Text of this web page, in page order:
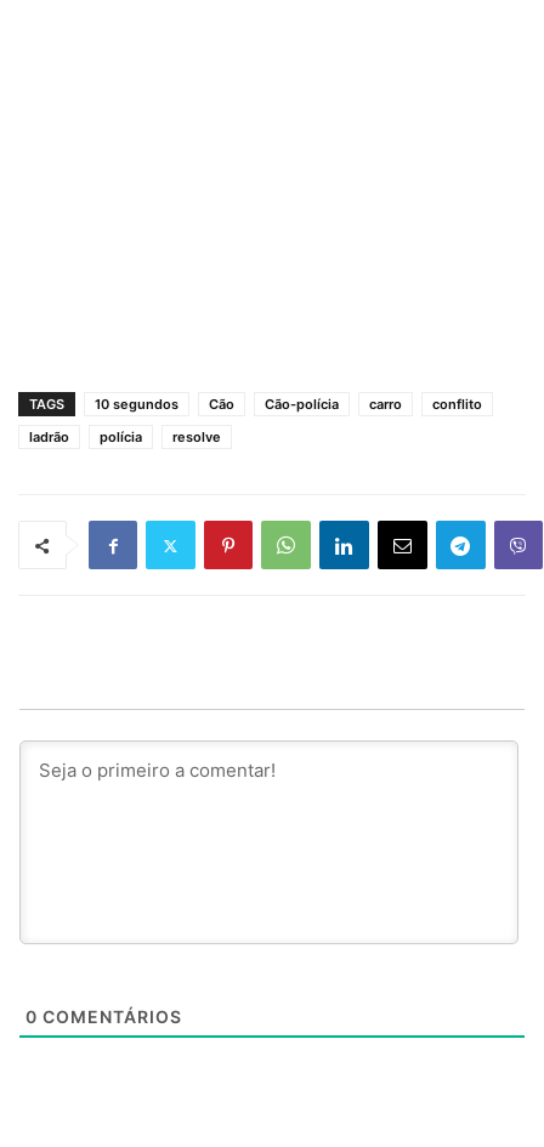
TAGS 10 segundos Cão Cão-polícia carro
conflito
ladrão
polícia resolve
0 COMENTÁRIOS